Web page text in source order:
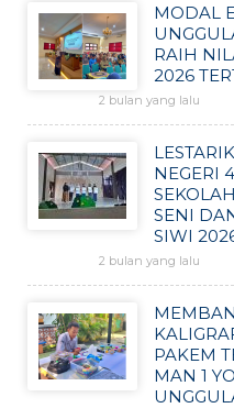
MODAL
RAIH
2026
2 bulan yang lalu
NEGERI
SENI
SIWI
2 bulan yang lalu
PAKEM
MAN 1